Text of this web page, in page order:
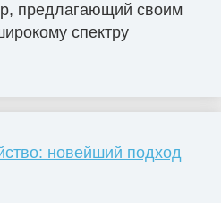
предлагающий своим
спектру
новейший подход